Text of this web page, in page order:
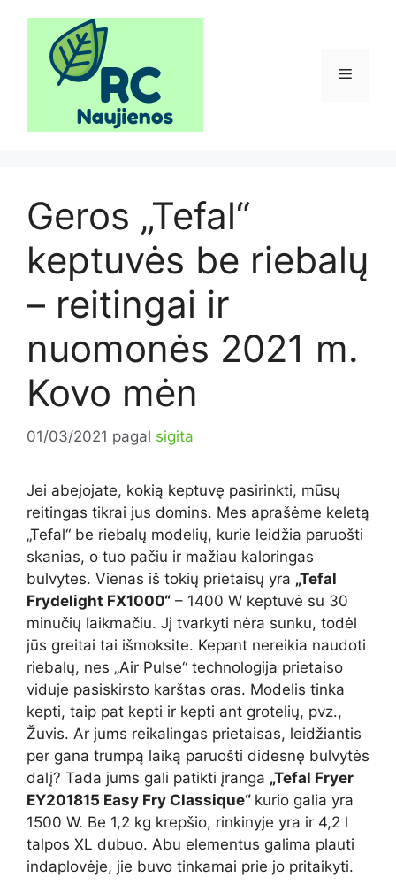
Meniu
Geros „Tefal“
keptuvės be riebalų
– reitingai ir
nuomonės 2021 m.
Kovo mėn
01/03/2021 pagal sigita
Jei abejojate, kokią keptuvę pasirinkti, mūsų
reitingas tikrai jus domins. Mes aprašėme keletą
„Tefal“ be riebalų modelių, kurie leidžia paruošti
skanias, o tuo pačiu ir mažiau kaloringas
bulvytes. Vienas iš tokių prietaisų yra „Tefal
Frydelight FX1000“ – 1400 W keptuvė su 30
minučių laikmačiu. Jį tvarkyti nėra sunku, todėl
jūs greitai tai išmoksite. Kepant nereikia naudoti
riebalų, nes „Air Pulse“ technologija prietaiso
viduje pasiskirsto karštas oras. Modelis tinka
kepti, taip pat kepti ir kepti ant grotelių, pvz.,
Žuvis. Ar jums reikalingas prietaisas, leidžiantis
per gana trumpą laiką paruošti didesnę bulvytės
dalį? Tada jums gali patikti įranga „Tefal Fryer
EY201815 Easy Fry Classique“ kurio galia yra
1500 W. Be 1,2 kg krepšio, rinkinyje yra ir 4,2 l
talpos XL dubuo. Abu elementus galima plauti
indaplovėje, jie buvo tinkamai prie jo pritaikyti.